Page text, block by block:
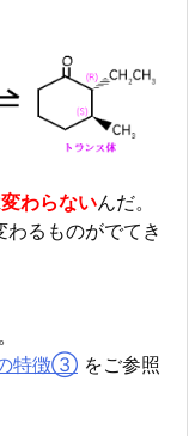
変わらないんだ。
るものがでてき
特徴③ をご参照